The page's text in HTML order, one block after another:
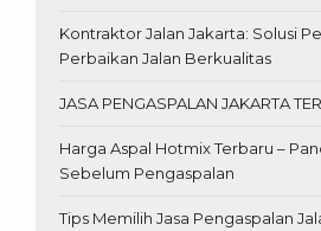
Kontraktor Jalan Jakarta: Solusi
Perbaikan Jalan Berkualitas
JASA PENGASPALAN JAKARTA
Harga Aspal Hotmix Terbaru –
Sebelum Pengaspalan
Tips Memilih Jasa Pengaspalan